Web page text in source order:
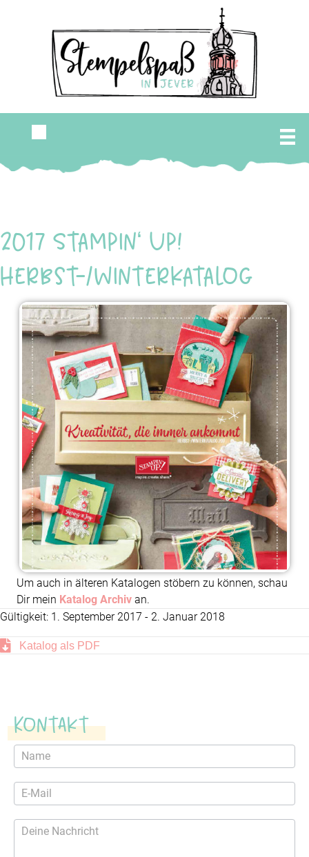
2017 Stampin‘ Up!
Herbst-/Winterkatalog
Um auch in älteren Katalogen stöbern zu können, schau
Dir mein Katalog Archiv an.
Gültigkeit: 1. September 2017 - 2. Januar 2018
Katalog als PDF
Kontakt
Kontaktformular